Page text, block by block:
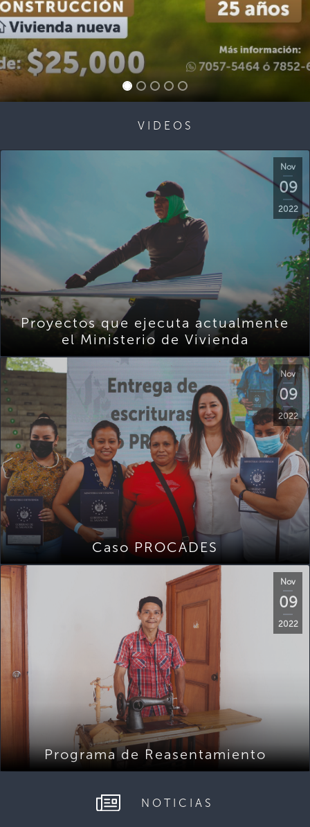
VIDEOS
Nov
09
2022
Proyectos que ejecuta actualmente
el Ministerio de Vivienda
Nov
09
2022
Caso PROCADES
Nov
09
2022
Programa de Reasentamiento
NOTICIAS